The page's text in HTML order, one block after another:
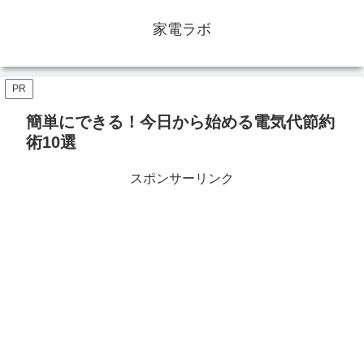
家電ラボ
PR
簡単にできる！今日から始める電気代節約
術10選
スポンサーリンク